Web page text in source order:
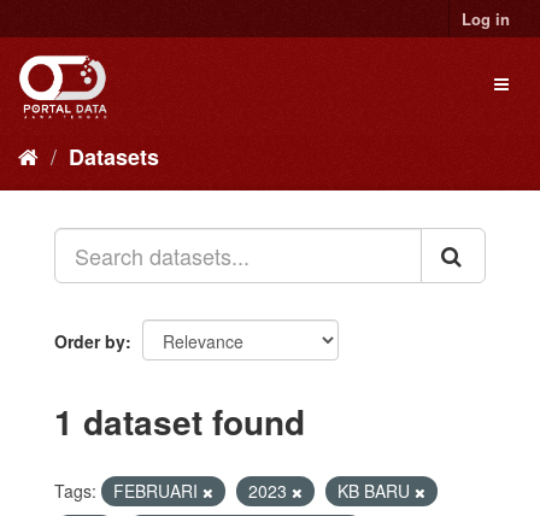
to
content
Log in
Datasets
Order by
1 dataset found
Tags: FEBRUARI 2023
KB BARU